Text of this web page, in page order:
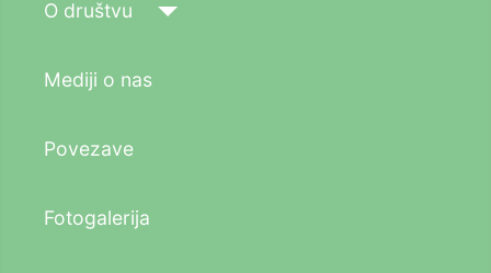
O društvu
Mediji o nas
Povezave
Fotogalerija